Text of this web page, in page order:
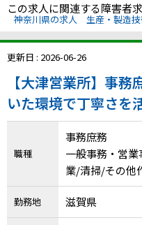
この求人に関連する障害者
神奈川県の求人 生産・製造
更新日 : 2026-06-26
【大津営業所】事
いた環境で丁寧さを
職種
事務庶務
一般事務・営
業/清掃/その他
勤務地 滋賀県
法